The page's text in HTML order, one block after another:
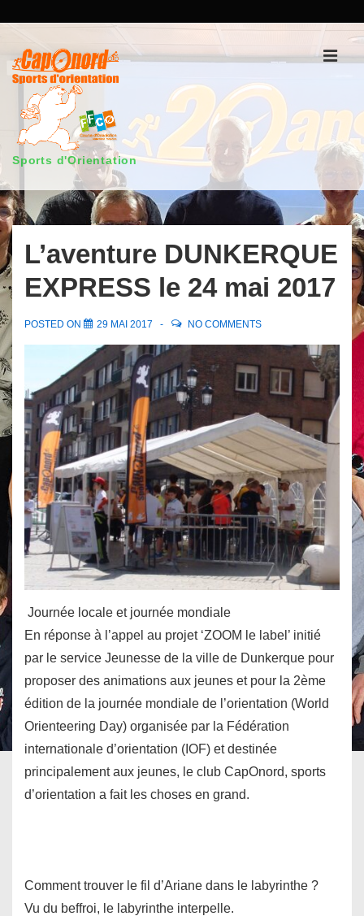
contenu
principal
Sports d'Orientation
Main
Navigation
L’aventure DUNKERQUE
EXPRESS le 24 mai 2017
POSTED ON 29 MAI 2017 NO COMMENTS
Journée locale et journée mondiale
En réponse à l’appel au projet ‘ZOOM le label’ initié
par le service Jeunesse de la ville de Dunkerque pour
proposer des animations aux jeunes et pour la 2ème
édition de la journée mondiale de l’orientation (World
Orienteering Day) organisée par la Fédération
internationale d’orientation (IOF) et destinée
principalement aux jeunes, le club CapOnord, sports
d’orientation a fait les choses en grand.
Comment trouver le fil d’Ariane dans le labyrinthe ?
Vu du beffroi, le labyrinthe interpelle.